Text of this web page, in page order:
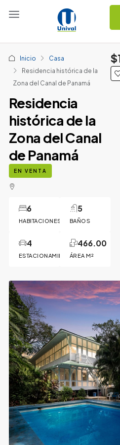
Inicio
Casa
Residencia histórica de la
Zona del Canal de Panamá
Residencia
histórica de la
Zona del Canal
de Panamá
EN VENTA
HABITACIONES
6
BAÑOS
5
ESTACIONAMIENTOS
4
ÁREA M²
466.00